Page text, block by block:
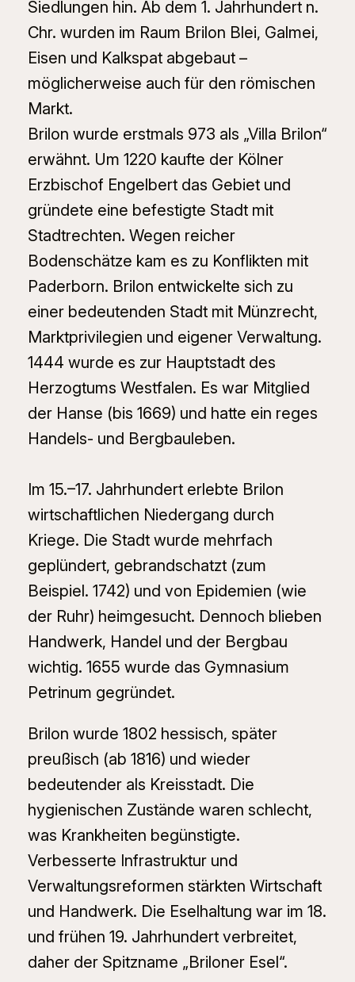
Siedlungen hin. Ab dem 1. Jahrhundert n.
Chr. wurden im Raum Brilon Blei, Galmei,
Eisen und Kalkspat abgebaut –
möglicherweise auch für den römischen
Markt.
Brilon wurde erstmals 973 als „Villa Brilon“
erwähnt. Um 1220 kaufte der Kölner
Erzbischof Engelbert das Gebiet und
gründete eine befestigte Stadt mit
Stadtrechten. Wegen reicher
Bodenschätze kam es zu Konflikten mit
Paderborn. Brilon entwickelte sich zu
einer bedeutenden Stadt mit Münzrecht,
Marktprivilegien und eigener Verwaltung.
1444 wurde es zur Hauptstadt des
Herzogtums Westfalen. Es war Mitglied
der Hanse (bis 1669) und hatte ein reges
Handels- und Bergbauleben.
Im 15.–17. Jahrhundert erlebte Brilon
wirtschaftlichen Niedergang durch
Kriege. Die Stadt wurde mehrfach
geplündert, gebrandschatzt (zum
Beispiel. 1742) und von Epidemien (wie
der Ruhr) heimgesucht. Dennoch blieben
Handwerk, Handel und der Bergbau
wichtig. 1655 wurde das Gymnasium
Petrinum gegründet.
Brilon wurde 1802 hessisch, später
preußisch (ab 1816) und wieder
bedeutender als Kreisstadt. Die
hygienischen Zustände waren schlecht,
was Krankheiten begünstigte.
Verbesserte Infrastruktur und
Verwaltungsreformen stärkten Wirtschaft
und Handwerk. Die Eselhaltung war im 18.
und frühen 19. Jahrhundert verbreitet,
daher der Spitzname „Briloner Esel“.